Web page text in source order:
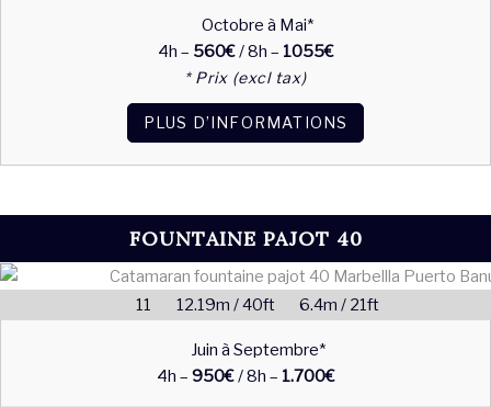
Octobre à Mai*
4h – 560€/ 8h – 1055€
* Prix (excl tax)
PLUS D’INFORMATIONS
FOUNTAINE PAJOT 40
11 12.19m / 40ft 6.4m / 21ft
Juin à Septembre*
4h – 950€/ 8h – 1.700€